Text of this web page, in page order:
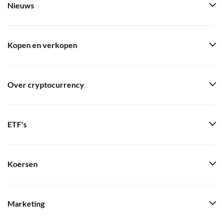
Nieuws
Kopen en verkopen
Over cryptocurrency
ETF's
Koersen
Marketing